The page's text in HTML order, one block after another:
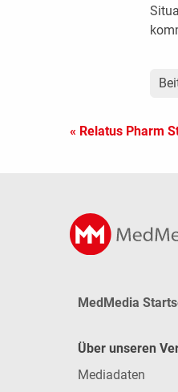
« Relatus Pharm
MedMedia
Über unseren
Mediadaten